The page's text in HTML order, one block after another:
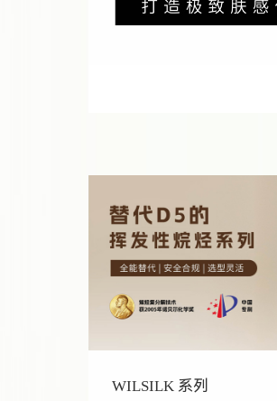
WILSILK 系列